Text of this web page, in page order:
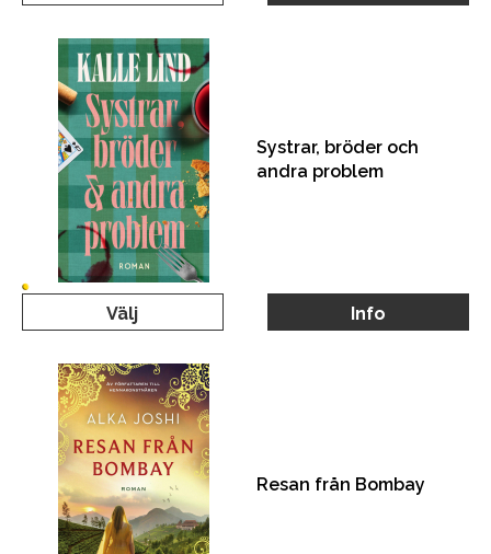
Systrar, bröder och
andra problem
Välj Info
Resan från Bombay